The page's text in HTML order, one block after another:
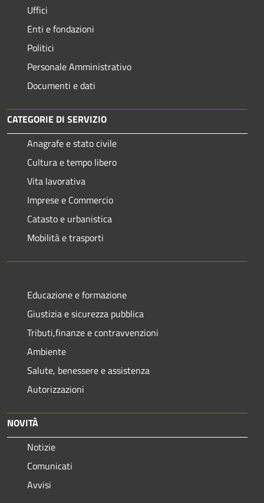
Uffici
Enti e fondazioni
Politici
Personale Amministrativo
Documenti e dati
CATEGORIE DI SERVIZIO
Anagrafe e stato civile
Cultura e tempo libero
Vita lavorativa
Imprese e Commercio
Catasto e urbanistica
Mobilità e trasporti
Educazione e formazione
Giustizia e sicurezza pubblica
Tributi,finanze e contravvenzioni
Ambiente
Salute, benessere e assistenza
Autorizzazioni
NOVITÀ
Notizie
Comunicati
Avvisi